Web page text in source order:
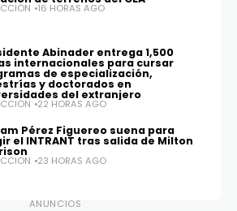
16 HORAS AGO
Abinader entrega 1,500
internacionales para cursar
de especialización,
y doctorados en
del extranjero
22 HORAS AGO
Pérez Figuereo suena para
el INTRANT tras salida de Milton
23 HORAS AGO
ANUNCIOS